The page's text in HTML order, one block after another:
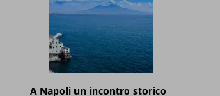
A Napoli un incontro storico